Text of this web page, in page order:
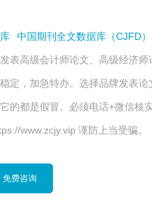
中国期刊全文数据库（CJFD）
表高级会计师论文、高级经济
定，加急特办。选择品牌发表
的都是假冒。必须电话+微信
www.zcjy.vip 谨防上当受骗。
免费咨询